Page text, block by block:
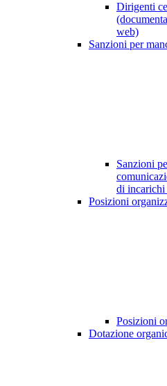
Dirigenti
web)
Sanzioni per
Sanzioni
di
Posizioni
Posizioni
Dotazione